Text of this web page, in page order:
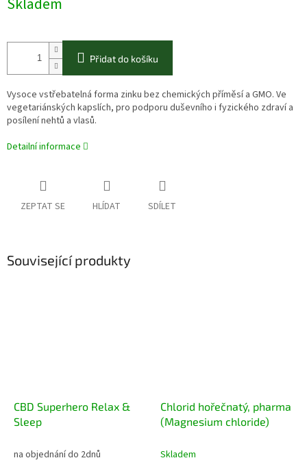
Přidat do košíku
Vysoce vstřebatelná forma zinku bez chemických příměsí a GMO. Ve
vegetariánských kapslích, pro podporu duševního i fyzického zdraví a
posílení nehtů a vlasů.
Detailní informace
ZEPTAT SE HLÍDAT SDÍLET
Související produkty
CBD Superhero Relax &
Sleep
na objednání do 2dnů
Chlorid hořečnatý, pharma
(Magnesium chloride)
Skladem